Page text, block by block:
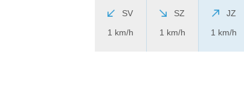
SV
1 km/h
SZ
1 km/h
JZ
1 km/h